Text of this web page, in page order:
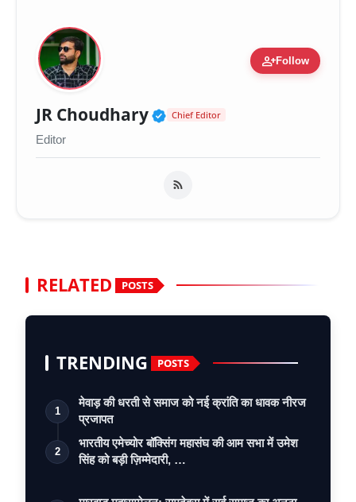
person_addFollow
JR Choudhary Verified Public Figure
Chief Editor
Editor
RELATED POSTS
TRENDING POSTS
1
मेवाड़ की धरती से समाज को नई क्रांति का धावक नीरज
प्रजापत
2
भारतीय एमेच्योर बॉक्सिंग महासंघ की आम सभा में उमेश
सिंह को बड़ी ज़िम्मेदारी, …